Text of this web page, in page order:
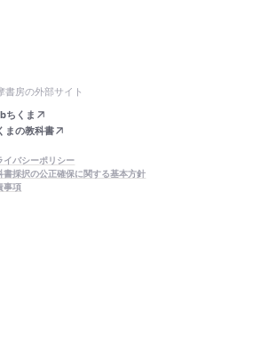
書房の外部サイト
ちくま
まの教科書
イバシーポリシー
書採択の公正確保に関する基本方針
事項